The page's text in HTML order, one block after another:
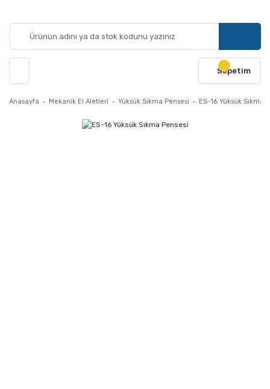
Sepetim
Anasayfa Mekanik El Aletleri Yüksük Sıkma Pensesi ES-16 Yüksük Sıkma